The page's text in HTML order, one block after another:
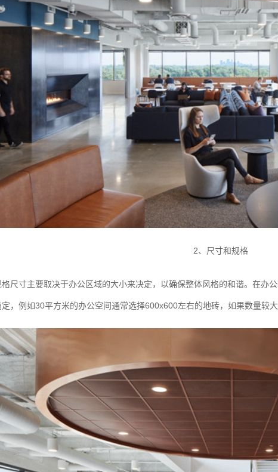
2、尺寸和规格
尺寸主要取决于办公区域的大小来决定，以确保整体风格的和谐。在办
，例如30平方米的办公空间通常选择600x600左右的地砖，如果数量较